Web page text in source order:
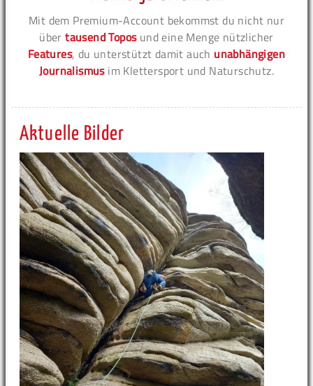
Mit dem Premium-Account bekommst du nicht nur
übertausend Toposund eine Menge nützlicher
Features, du unterstützt damit auch unabhängigen
Journalismusim Klettersport und Naturschutz.
Aktuelle Bilder